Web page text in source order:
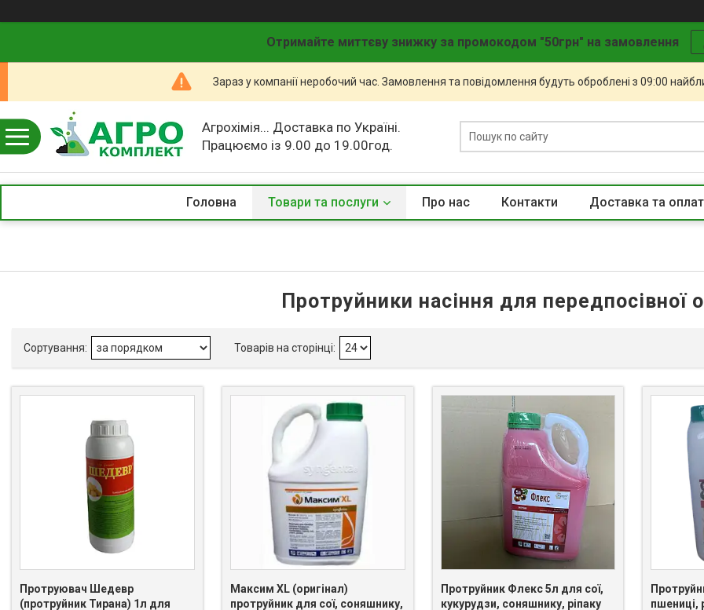
Отримайте миттєву знижку за промокодом "50грн" на замовлення
Зараз у компанії неробочий час. Замовлення та повідомлення будуть оброблені з 09:00
Агрохімія... Доставка по Україні.
Працюємо із 9.00 до 19.00год.
Головна Товари та послуги Про нас Контакти Доставка та
Протруйники насіння для передпосівної
Протруювач Шедевр
(протруйник Тирана) 1л для
Максим ХL (оригінал)
протруйник для сої, соняшнику,
Протруйник Флекс 5л для сої,
кукурудзи, соняшнику, ріпаку
пшениці,